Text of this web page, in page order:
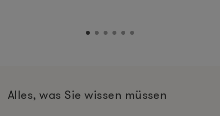
Alles, was Sie wissen müssen